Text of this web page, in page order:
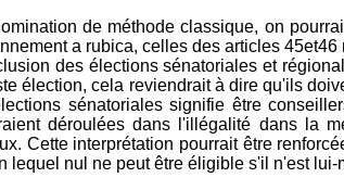
de méthode classique, on
a rubica, celles des articles
des élections sénatoriales et
élection, cela reviendrait à dire qu'ils
sénatoriales signifie être
déroulées dans l'illégalité dans la
Cette interprétation pourrait être
nul ne peut être éligible s'il n'est